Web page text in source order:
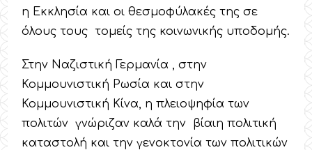
η Εκκλησία και οι θεσμοφύλακές της σε
όλους τους τομείς της κοινωνικής υποδομής.
Στην Ναζιστική Γερμανία , στην
Κομμουνιστική Ρωσία και στην
Κομμουνιστική Κίνα, η πλειοψηφία των
πολιτών γνώριζαν καλά την βίαιη πολιτική
καταστολή και την γενοκτονία των πολιτικών